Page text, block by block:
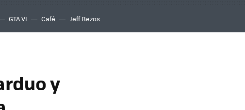
GTA VI Café Jeff Bezos
y